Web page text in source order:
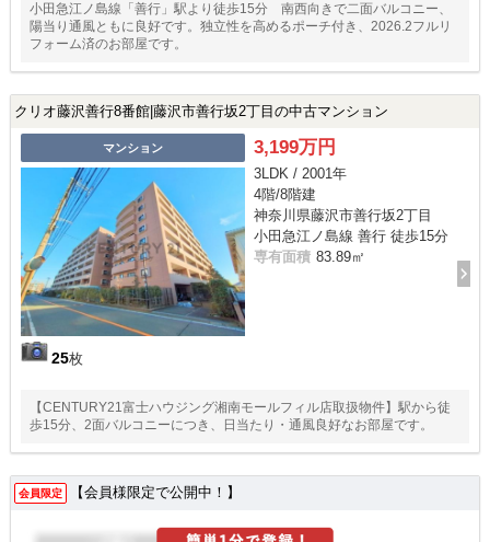
小田急江ノ島線「善行」駅より徒歩15分 南西向きで二面バルコニー、
陽当り通風ともに良好です。独立性を高めるポーチ付き、2026.2フルリ
フォーム済のお部屋です。
クリオ藤沢善行8番館|藤沢市善行坂2丁目の中古マンション
マンション
25枚
3,199万円
3LDK / 2001年
4階/8階建
神奈川県藤沢市善行坂2丁目
小田急江ノ島線 善行 徒歩15分
専有面積 83.89㎡
【CENTURY21富士ハウジング湘南モールフィル店取扱物件】駅から徒
歩15分、2面バルコニーにつき、日当たり・通風良好なお部屋です。
会員限定 【会員様限定で公開中！】